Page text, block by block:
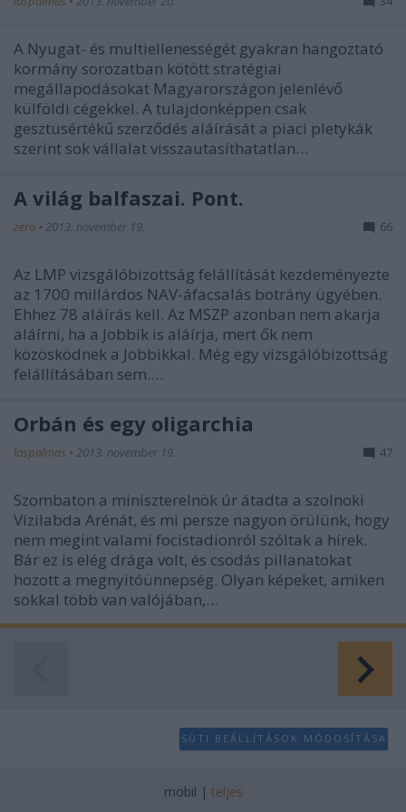
A Nyugat- és multiellenességét gyakran hangoztató
kormány sorozatban kötött stratégiai
megállapodásokat Magyarországon jelenlévő
külföldi cégekkel. A tulajdonképpen csak
gesztusértékű szerződés aláírását a piaci pletykák
szerint sok vállalat visszautasíthatatlan…
A világ balfaszai. Pont.
zero • 2013. november 19. 66
Az LMP vizsgálóbizottság felállítását kezdeményezte
az 1700 millárdos NAV-áfacsalás botrány ügyében.
Ehhez 78 aláírás kell. Az MSZP azonban nem akarja
aláírni, ha a Jobbik is aláírja, mert ők nem
közösködnek a Jobbikkal. Még egy vizsgálóbizottság
felállításában sem.…
Orbán és egy oligarchia
laspalmas • 2013. november 19. 47
Szombaton a miniszterelnök úr átadta a szolnoki
Vízilabda Arénát, és mi persze nagyon örülünk, hogy
nem megint valami focistadionról szóltak a hírek.
Bár ez is elég drága volt, és csodás pillanatokat
hozott a megnyitóünnepség. Olyan képeket, amiken
sokkal több van valójában,…
SÜTI BEÁLLÍTÁSOK MÓDOSÍTÁSA
mobil | teljes